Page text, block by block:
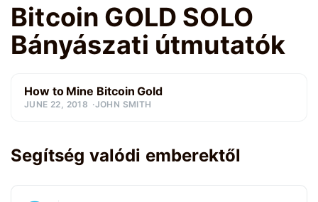
Bitcoin GOLD SOLO
Bányászati útmutatók
How to Mine Bitcoin Gold
JUNE 22, 2018 JOHN SMITH
Segítség valódi emberektől